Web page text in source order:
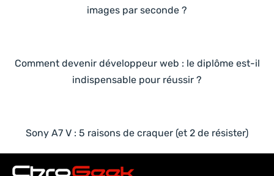
images par seconde ?
Comment devenir développeur web : le diplôme est-il
indispensable pour réussir ?
Sony A7 V : 5 raisons de craquer (et 2 de résister)